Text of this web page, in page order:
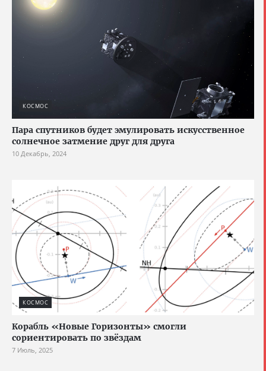
КОСМОС
Пара спутников будет эмулировать искусственное
солнечное затмение друг для друга
10 Декабрь, 2024
КОСМОС
Корабль «Новые Горизонты» смогли
сориентировать по звёздам
7 Июль, 2025